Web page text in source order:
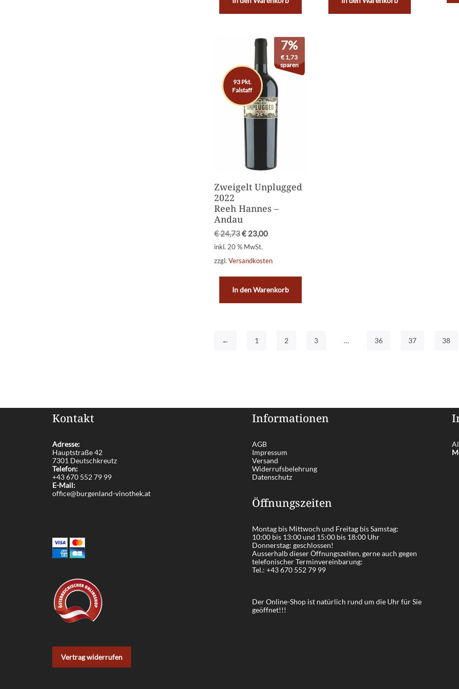
93 Pkt.
Falstaff
7%
€1,73
sparen
Zweigelt Unplugged
2022
Reeh Hannes –
Andau
€24,73€23,00
inkl. 20 % MwSt.
zzgl. Versandkosten
In den Warenkorb
← 1 2 3 … 36 37 38
Kontakt
Adresse:
Hauptstraße 42
7301 Deutschkreutz
Telefon:
+43 670 552 79 99
E-Mail:
office@burgenland-vinothek.at
Vertrag widerrufen
Informationen
AGB
Impressum
Versand
Widerrufsbelehrung
Datenschutz
Öffnungszeiten
Montag bis Mittwoch und Freitag bis Samstag:
10:00 bis 13:00 und 15:00 bis 18:00 Uhr
Donnerstag: geschlossen!
Ausserhalb dieser Öffnungszeiten, gerne auch gegen
telefonischer Terminvereinbarung:
Tel.: +43 670 552 79 99
Der Online-Shop ist natürlich rund um die Uhr für Sie
geöffnet!!!